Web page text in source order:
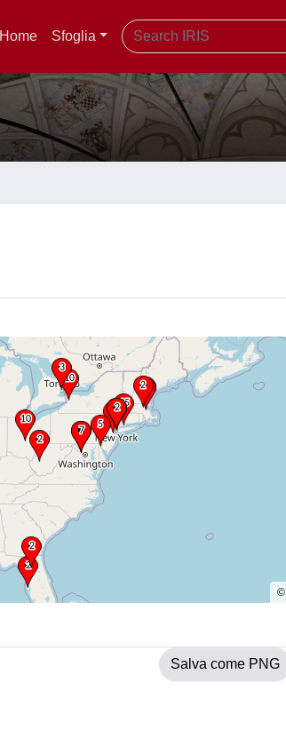
Home Sfoglia
©
Salva come PNG